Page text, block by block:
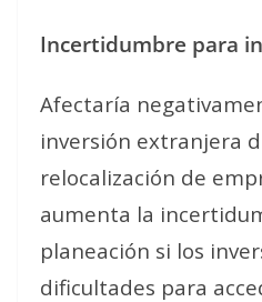
Incertidumbre para
Afectaría
inversión extranjera
relocalización de
aumenta la
planeación si los
dificultades para